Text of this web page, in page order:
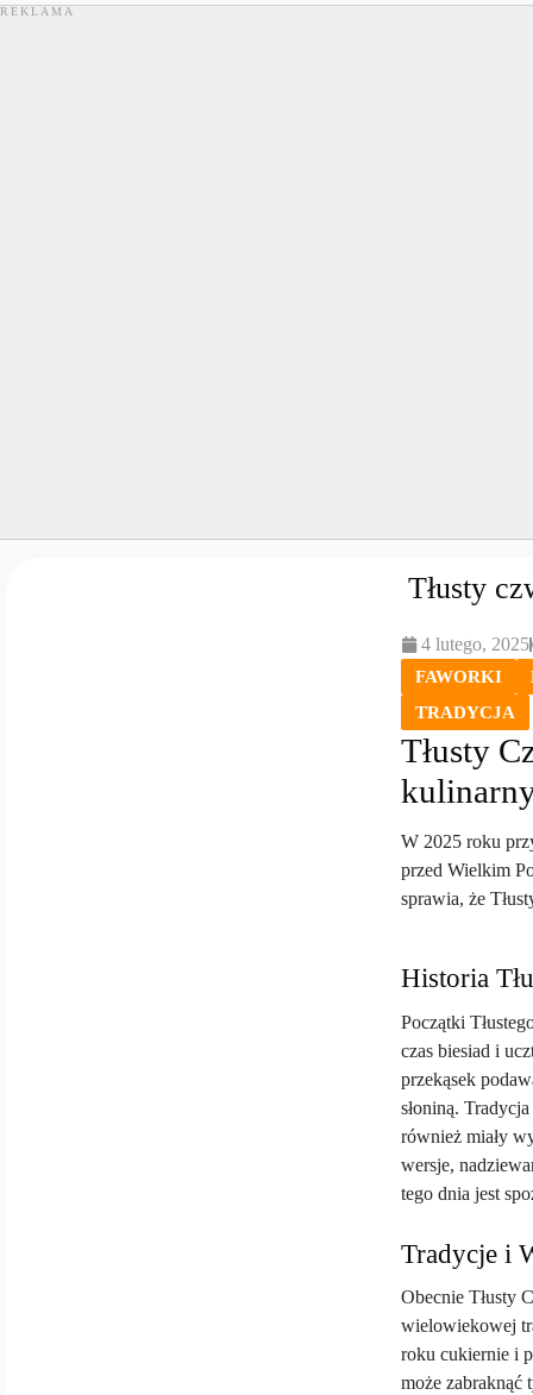
Tłusty
4 lutego, 2025
FAWORKI
TRADYCJA
Tłusty
W 2025 roku
przed Wielkim
sprawia, że
Historia
Początki
czas biesiad i
przekąsek
słoniną.
również miały
wersje,
tego dnia jest
Tradycje i
Obecnie Tłusty
wielowiekowej
roku cukiernie i
może zabraknąć